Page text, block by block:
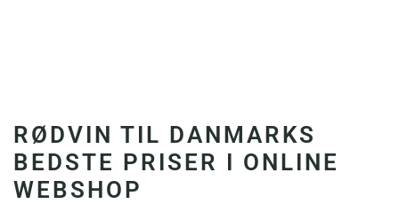
RØDVIN TIL DANMARKS
BEDSTE PRISER I ONLINE
WEBSHOP